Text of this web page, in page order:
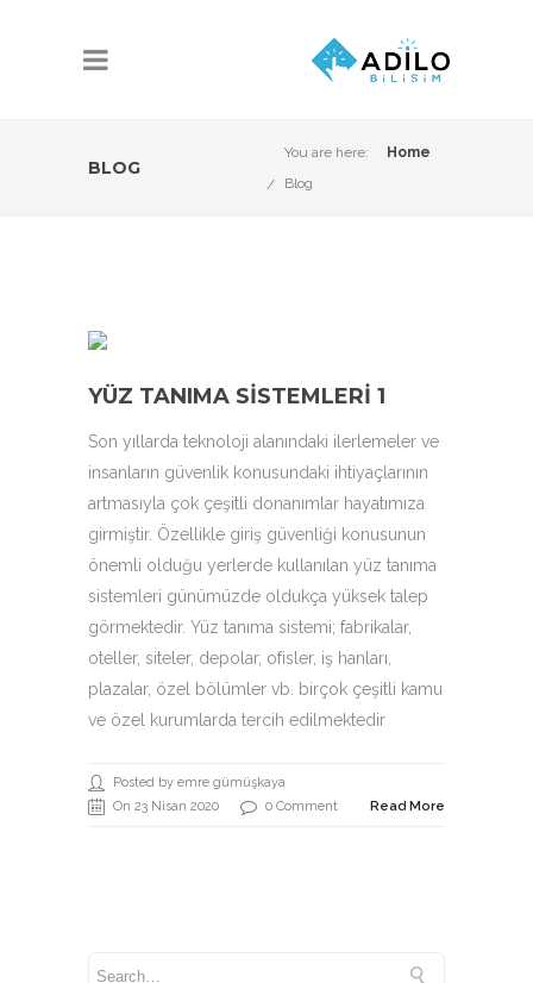
BLOG
You are here:
Home
Blog
YÜZ TANIMA SISTEMLERI 1
Son yıllarda teknoloji alanındaki ilerlemeler ve
insanların güvenlik konusundaki ihtiyaçlarının
artmasıyla çok çeşitli donanımlar hayatımıza
girmiştir. Özellikle giriş güvenliği konusunun
önemli olduğu yerlerde kullanılan yüz tanıma
sistemleri günümüzde oldukça yüksek talep
görmektedir. Yüz tanıma sistemi; fabrikalar,
oteller, siteler, depolar, ofisler, iş hanları,
plazalar, özel bölümler vb. birçok çeşitli kamu
ve özel kurumlarda tercih edilmektedir
Posted by emre gümüşkaya
On 23 Nisan 2020
0 Comment Read More